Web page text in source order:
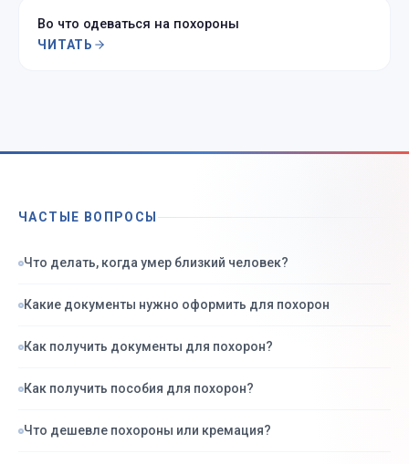
Во что одеваться на похороны
ЧИТАТЬ
ЧАСТЫЕ ВОПРОСЫ
Что делать, когда умер близкий человек?
Какие документы нужно оформить для похорон
Как получить документы для похорон?
Как получить пособия для похорон?
Что дешевле похороны или кремация?